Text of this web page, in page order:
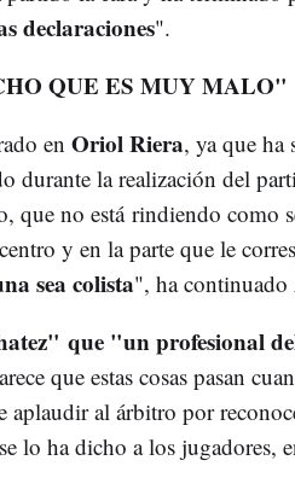
declaraciones".
QUE ES MUY MALO"
en Oriol Riera, ya que ha
durante la realización del
que no está rindiendo como
y en la parte que le
sea colista", ha continuado
que "un profesional
que estas cosas pasan
al árbitro por
lo ha dicho a los jugadores,